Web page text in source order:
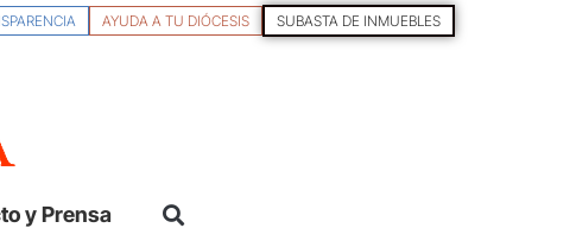
AYUDA A TU DIÓCESIS SUBASTA DE INMUEBLES
y Prensa